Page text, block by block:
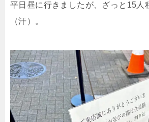
平日昼に行きましたが、ざっと15人
（汗）。